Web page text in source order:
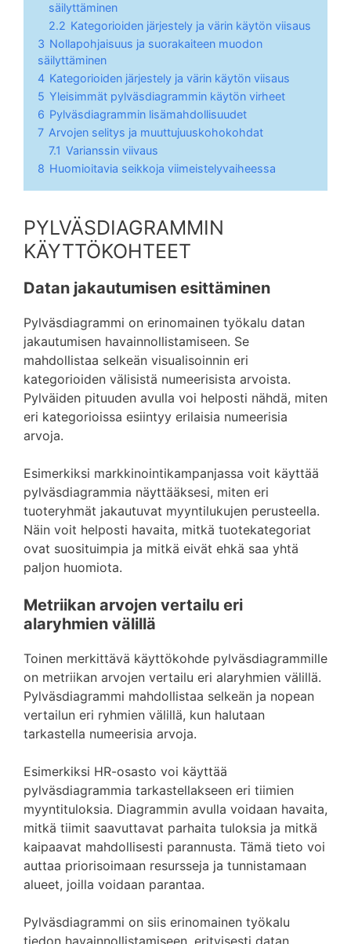
säilyttäminen
2.2 Kategorioiden järjestely ja värin käytön viisaus
3 Nollapohjaisuus ja suorakaiteen muodon
säilyttäminen
4 Kategorioiden järjestely ja värin käytön viisaus
5 Yleisimmät pylväsdiagrammin käytön virheet
6 Pylväsdiagrammin lisämahdollisuudet
7 Arvojen selitys ja muuttujuuskohokohdat
7.1 Varianssin viivaus
8 Huomioitavia seikkoja viimeistelyvaiheessa
PYLVÄSDIAGRAMMIN
KÄYTTÖKOHTEET
Datan jakautumisen esittäminen
Pylväsdiagrammi on erinomainen työkalu datan
jakautumisen havainnollistamiseen. Se
mahdollistaa selkeän visualisoinnin eri
kategorioiden välisistä numeerisista arvoista.
Pylväiden pituuden avulla voi helposti nähdä, miten
eri kategorioissa esiintyy erilaisia numeerisia
arvoja.
Esimerkiksi markkinointikampanjassa voit käyttää
pylväsdiagrammia näyttääksesi, miten eri
tuoteryhmät jakautuvat myyntilukujen perusteella.
Näin voit helposti havaita, mitkä tuotekategoriat
ovat suosituimpia ja mitkä eivät ehkä saa yhtä
paljon huomiota.
Metriikan arvojen vertailu eri
alaryhmien välillä
Toinen merkittävä käyttökohde pylväsdiagrammille
on metriikan arvojen vertailu eri alaryhmien välillä.
Pylväsdiagrammi mahdollistaa selkeän ja nopean
vertailun eri ryhmien välillä, kun halutaan
tarkastella numeerisia arvoja.
Esimerkiksi HR-osasto voi käyttää
pylväsdiagrammia tarkastellakseen eri tiimien
myyntituloksia. Diagrammin avulla voidaan havaita,
mitkä tiimit saavuttavat parhaita tuloksia ja mitkä
kaipaavat mahdollisesti parannusta. Tämä tieto voi
auttaa priorisoimaan resursseja ja tunnistamaan
alueet, joilla voidaan parantaa.
Pylväsdiagrammi on siis erinomainen työkalu